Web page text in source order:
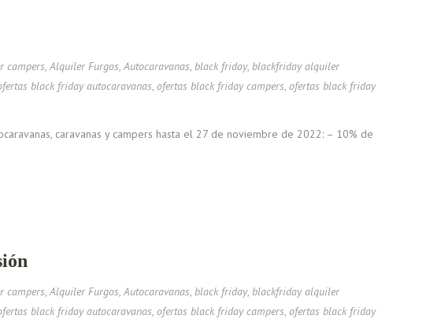
campers, Alquiler Furgos, Autocaravanas, black friday, blackfriday alquiler
black friday autocaravanas, ofertas black friday campers, ofertas black friday
caravanas y campers hasta el 27 de noviembre de 2022: – 10% de
campers, Alquiler Furgos, Autocaravanas, black friday, blackfriday alquiler
black friday autocaravanas, ofertas black friday campers, ofertas black friday